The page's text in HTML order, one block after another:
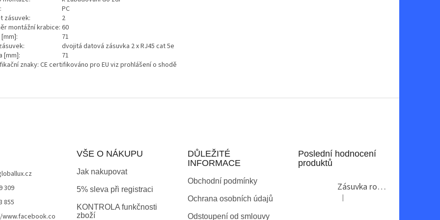
PC
zásuvek:
2
montážní krabice:60
71
dvojitá datová zásuvka 2 x RJ45 cat 5e
[mm]:
71
znaky: CE certifikováno pro EU viz prohlášení o shodě
309
855
VŠE O NÁKUPU
Jak nakupovat
5% sleva při registraci
KONTROLA funkčnosti
zboží
DŮLEŽITÉ
INFORMACE
Obchodní podmínky
Ochrana osobních údajů
Odstoupení od smlouvy
Poslední hodnocení
produktů
Zásuvka rohová GTV AE-PBKT3U2U-80
Hodnocení produktu je 2 z 5
|